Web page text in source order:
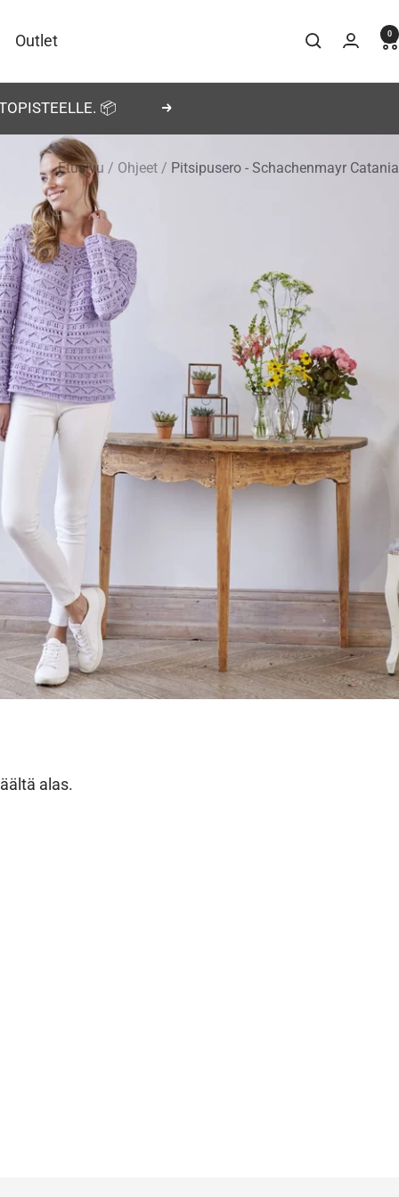
Outlet 0
📦 Seuraava
Etusivu Ohjeet Pitsipusero - Schachenmayr Catania
alas.